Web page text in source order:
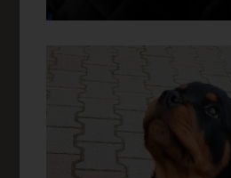
zugreifendes System auf unsere
Zugriffs auf die Internetseite, (6)
Adresse (IP-Adresse), (7) der
zugreifenden Systems und (8)
Informationen, die der
Angriffen auf unsere